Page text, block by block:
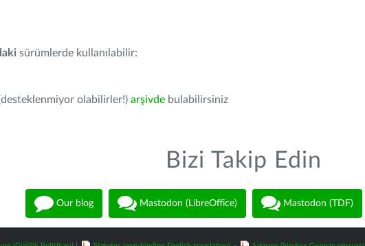
sürümlerde kullanılabilir:
olabilirler!) arşivde bulabilirsiniz
Bizi Takip Edin
Our blog Mastodon (LibreOffice) Mastodon (TDF)